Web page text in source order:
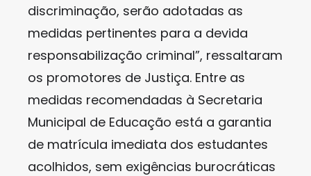
discriminação, serão adotadas as
medidas pertinentes para a devida
responsabilização criminal”, ressaltaram
os promotores de Justiça. Entre as
medidas recomendadas à Secretaria
Municipal de Educação está a garantia
de matrícula imediata dos estudantes
acolhidos, sem exigências burocráticas